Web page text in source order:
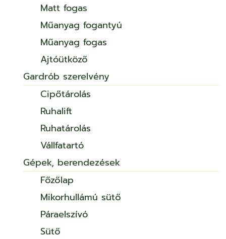
Matt fogas
Műanyag fogantyú
Műanyag fogas
Ajtóütköző
Gardrób szerelvény
Cipőtárolás
Ruhalift
Ruhatárolás
Vállfatartó
Gépek, berendezések
Főzőlap
Mikorhullámú sütő
Páraelszívó
Sütő